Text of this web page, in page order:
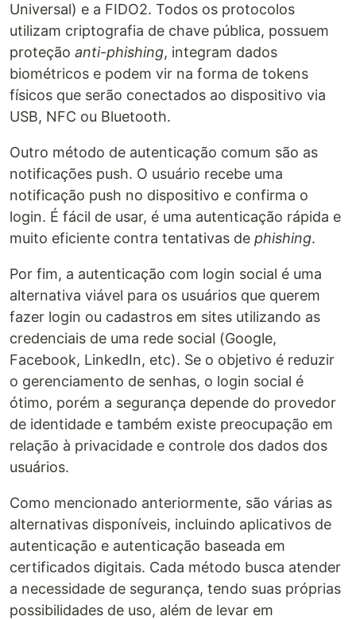
Universal) e a FIDO2. Todos os protocolos
utilizam criptografia de chave pública, possuem
proteção anti-phishing, integram dados
biométricos e podem vir na forma de tokens
físicos que serão conectados ao dispositivo via
USB, NFC ou Bluetooth.
Outro método de autenticação comum são as
notificações push. O usuário recebe uma
notificação push no dispositivo e confirma o
login. É fácil de usar, é uma autenticação rápida e
muito eficiente contra tentativas de phishing.
Por fim, a autenticação com login social é uma
alternativa viável para os usuários que querem
fazer login ou cadastros em sites utilizando as
credenciais de uma rede social (Google,
Facebook, LinkedIn, etc). Se o objetivo é reduzir
o gerenciamento de senhas, o login social é
ótimo, porém a segurança depende do provedor
de identidade e também existe preocupação em
relação à privacidade e controle dos dados dos
usuários.
Como mencionado anteriormente, são várias as
alternativas disponíveis, incluindo aplicativos de
autenticação e autenticação baseada em
certificados digitais. Cada método busca atender
a necessidade de segurança, tendo suas próprias
possibilidades de uso, além de levar em